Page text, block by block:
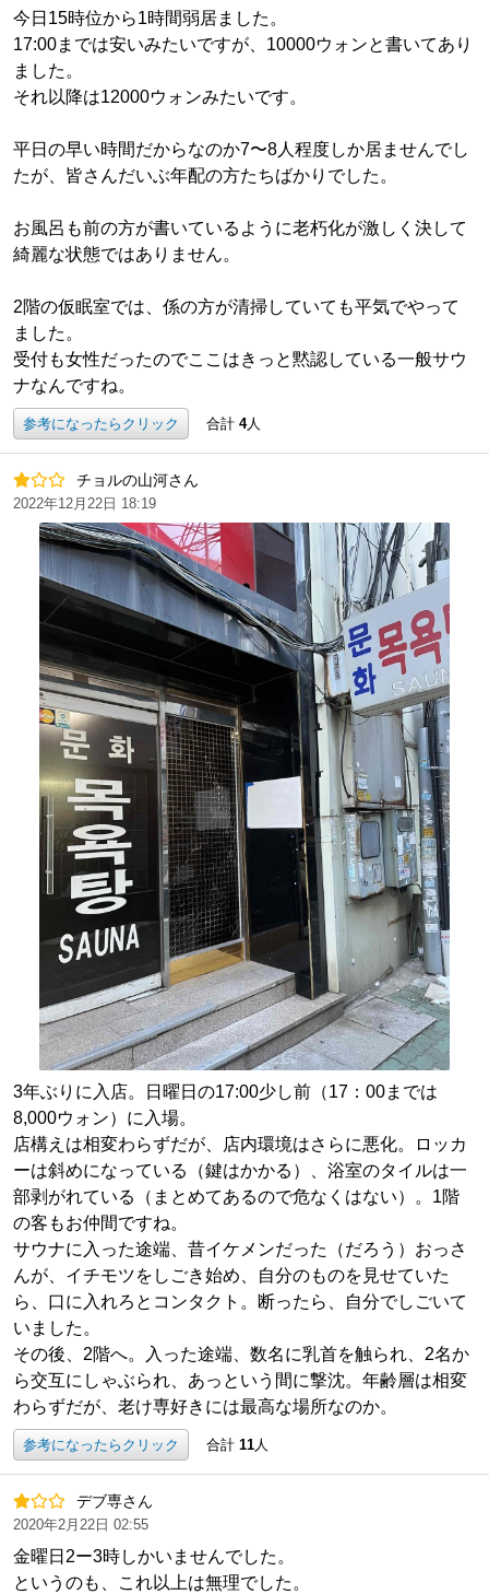
今日15時位から1時間弱居ました。
17:00までは安いみたいですが、10000ウォンと書いてあり
ました。
それ以降は12000ウォンみたいです。
平日の早い時間だからなのか7〜8人程度しか居ませんでし
たが、皆さんだいぶ年配の方たちばかりでした。
お風呂も前の方が書いているように老朽化が激しく決して
綺麗な状態ではありません。
2階の仮眠室では、係の方が清掃していても平気でやって
ました。
受付も女性だったのでここはきっと黙認している一般サウ
ナなんですね。
参考になったらクリック 合計 4人
チョルの山河さん
2022年12月22日 18:19
3年ぶりに入店。日曜日の17:00少し前（17：00までは
8,000ウォン）に入場。
店構えは相変わらずだが、店内環境はさらに悪化。ロッカ
ーは斜めになっている（鍵はかかる）、浴室のタイルは一
部剥がれている（まとめてあるので危なくはない）。1階
の客もお仲間ですね。
サウナに入った途端、昔イケメンだった（だろう）おっさ
んが、イチモツをしごき始め、自分のものを見せていた
ら、口に入れろとコンタクト。断ったら、自分でしごいて
いました。
その後、2階へ。入った途端、数名に乳首を触られ、2名か
ら交互にしゃぶられ、あっという間に撃沈。年齢層は相変
わらずだが、老け専好きには最高な場所なのか。
参考になったらクリック 合計 11人
デブ専さん
2020年2月22日 02:55
金曜日2ー3時しかいませんでした。
というのも、これ以上は無理でした。